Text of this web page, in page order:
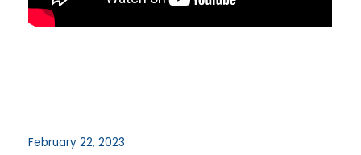
February 22, 2023